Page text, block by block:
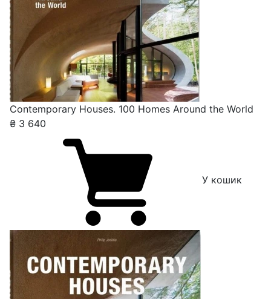
Contemporary Houses. 100 Homes Around the World
₴ 3 640
У кошик